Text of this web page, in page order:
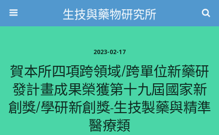
生技與藥物研究所
2023-02-17
賀本所四項跨領域/跨單位新藥研
發計畫成果榮獲第十九屆國家新
創獎/學研新創獎-生技製藥與精準
醫療類